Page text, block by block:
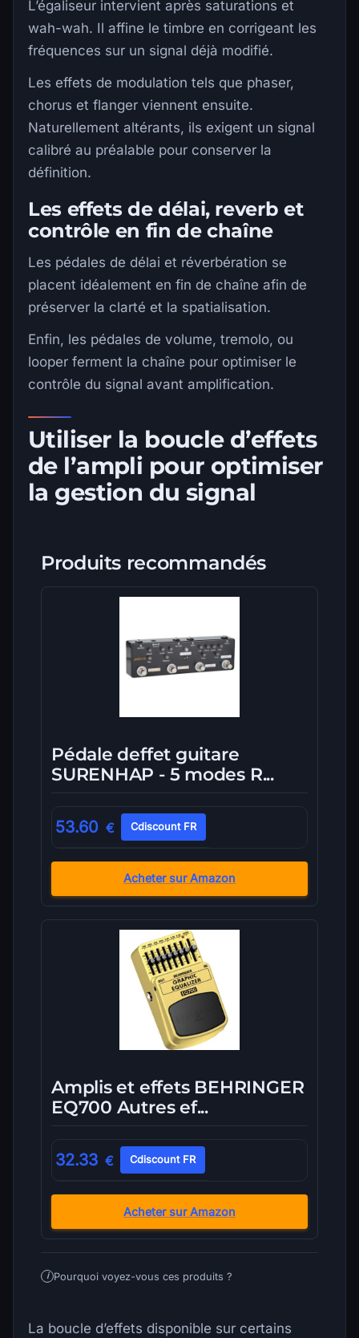
L’égaliseur intervient après saturations et
wah-wah. Il affine le timbre en corrigeant les
fréquences sur un signal déjà modifié.
Les effets de modulation tels que phaser,
chorus et flanger viennent ensuite.
Naturellement altérants, ils exigent un signal
calibré au préalable pour conserver la
définition.
Les effets de délai, reverb et
contrôle en fin de chaîne
Les pédales de délai et réverbération se
placent idéalement en fin de chaîne afin de
préserver la clarté et la spatialisation.
Enfin, les pédales de volume, tremolo, ou
looper ferment la chaîne pour optimiser le
contrôle du signal avant amplification.
Utiliser la boucle d’effets
de l’ampli pour optimiser
la gestion du signal
Produits recommandés
Pédale deffet guitare
SURENHAP - 5 modes R...
53.60 € Cdiscount FR
Acheter sur Amazon
Amplis et effets BEHRINGER
EQ700 Autres ef...
32.33 € Cdiscount FR
Acheter sur Amazon
i Pourquoi voyez-vous ces produits ?
La boucle d’effets disponible sur certains